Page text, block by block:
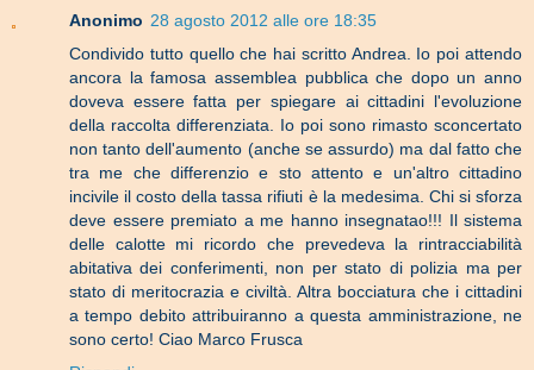
Anonimo 28 agosto 2012 alle ore 18:35
Condivido tutto quello che hai scritto Andrea. Io poi attendo
ancora la famosa assemblea pubblica che dopo un anno
doveva essere fatta per spiegare ai cittadini l'evoluzione
della raccolta differenziata. Io poi sono rimasto sconcertato
non tanto dell'aumento (anche se assurdo) ma dal fatto che
tra me che differenzio e sto attento e un'altro cittadino
incivile il costo della tassa rifiuti è la medesima. Chi si sforza
deve essere premiato a me hanno insegnatao!!! Il sistema
delle calotte mi ricordo che prevedeva la rintracciabilità
abitativa dei conferimenti, non per stato di polizia ma per
stato di meritocrazia e civiltà. Altra bocciatura che i cittadini
a tempo debito attribuiranno a questa amministrazione, ne
sono certo! Ciao Marco Frusca